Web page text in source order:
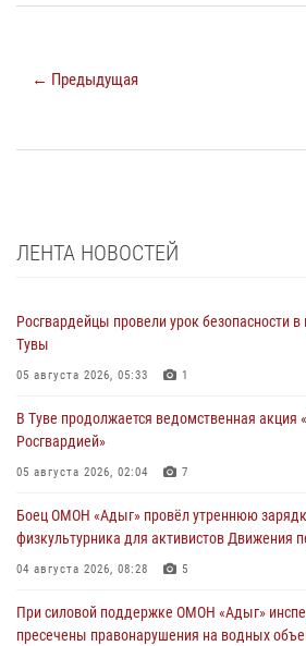
← Предыдущая
ЛЕНТА НОВОСТЕЙ
Росгвардейцы провели урок безопасности
Тувы
05 августа 2026, 05:33 1
В Туве продолжается ведомственная акция
Росгвардией»
05 августа 2026, 02:04 7
Боец ОМОН «Адыг» провёл утреннюю
физкультурника для активистов Движения
04 августа 2026, 08:28 5
При силовой поддержке ОМОН «Адыг»
пресечены правонарушения на водных